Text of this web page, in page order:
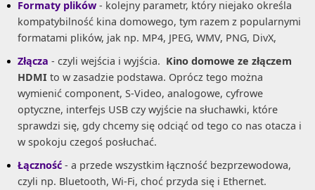
Formaty plików - kolejny parametr, który niejako określa
kompatybilność kina domowego, tym razem z popularnymi
formatami plików, jak np. MP4, JPEG, WMV, PNG, DivX,
Złącza - czyli wejścia i wyjścia. Kino domowe ze złączem
HDMI to w zasadzie podstawa. Oprócz tego można
wymienić component, S-Video, analogowe, cyfrowe
optyczne, interfejs USB czy wyjście na słuchawki, które
sprawdzi się, gdy chcemy się odciąć od tego co nas otacza i
w spokoju czegoś posłuchać.
Łączność - a przede wszystkim łączność bezprzewodowa,
czyli np. Bluetooth, Wi-Fi, choć przyda się i Ethernet.